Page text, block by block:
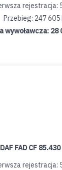
rejestracja:
Przebieg: 247 605
wywoławcza: 28
DAF FAD CF
rejestracja: